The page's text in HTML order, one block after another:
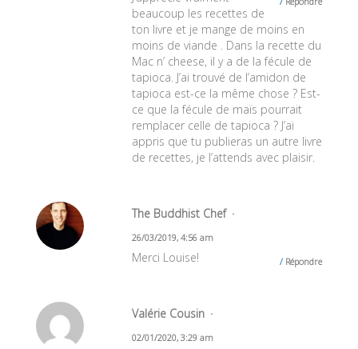
beaucoup les recettes de
ton livre et je mange de moins en
moins de viande . Dans la recette du
Mac n’ cheese, il y a de la fécule de
tapioca. J’ai trouvé de l’amidon de
tapioca est-ce la même chose ? Est-
ce que la fécule de maïs pourrait
remplacer celle de tapioca ? J’ai
appris que tu publieras un autre livre
de recettes, je l’attends avec plaisir.
The Buddhist Chef
26/03/2019, 4:56 am
Répondre
Merci Louise!
Valérie Cousin
02/01/2020, 3:29 am